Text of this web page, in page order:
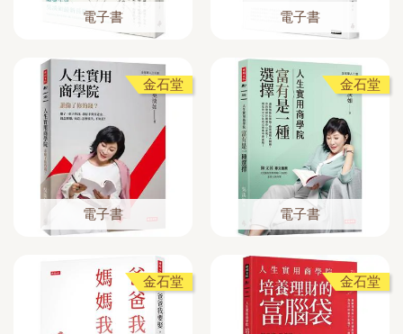
電子書 電子書
金石堂
電子書
金石堂
電子書
金石堂 金石堂